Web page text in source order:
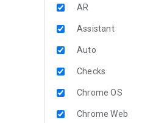
AR
Assistant
Auto
Checks
Chrome OS
Chrome Web